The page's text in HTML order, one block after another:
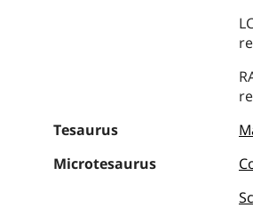
Tesaurus
Microtesaurus